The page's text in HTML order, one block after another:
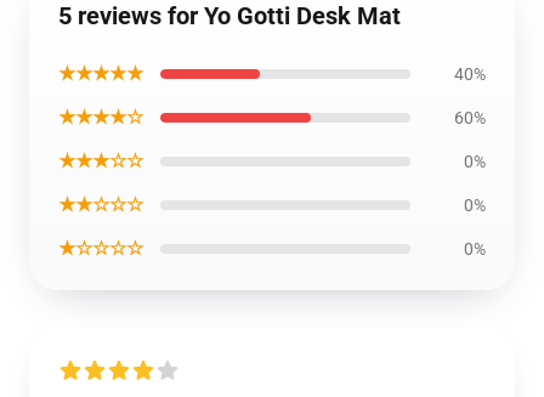
5 reviews for Yo Gotti Desk Mat
★★★★★ 40%
★★★★☆ 60%
★★★☆☆ 0%
★★☆☆☆ 0%
★☆☆☆☆ 0%